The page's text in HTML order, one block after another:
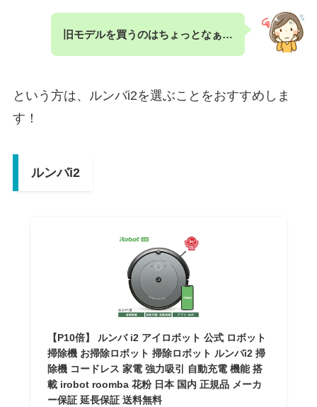
旧モデルを買うのはちょっとなぁ…
という方は、ルンバi2を選ぶことをおすすめしま
す！
ルンバi2
【P10倍】 ルンバ i2 アイロボット 公式 ロボット
掃除機 お掃除ロボット 掃除ロボット ルンバi2 掃
除機 コードレス 家電 強力吸引 自動充電 機能 搭
載 irobot roomba 花粉 日本 国内 正規品 メーカ
ー保証 延長保証 送料無料